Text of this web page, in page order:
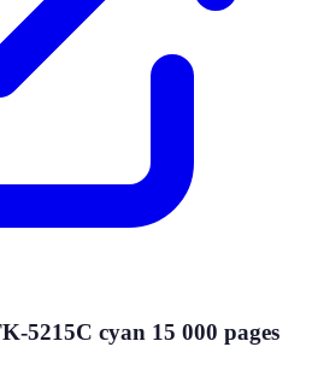
5215C cyan 15 000 pages